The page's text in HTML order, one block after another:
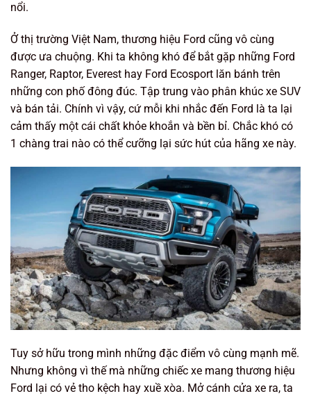
nổi.
Ở thị trường Việt Nam, thương hiệu Ford cũng vô cùng
được ưa chuộng. Khi ta không khó để bắt gặp những Ford
Ranger, Raptor, Everest hay Ford Ecosport lăn bánh trên
những con phố đông đúc. Tập trung vào phân khúc xe SUV
và bán tải. Chính vì vậy, cứ mỗi khi nhắc đến Ford là ta lại
cảm thấy một cái chất khỏe khoắn và bền bỉ. Chắc khó có
1 chàng trai nào có thể cưỡng lại sức hút của hãng xe này.
Tuy sở hữu trong mình những đặc điểm vô cùng mạnh mẽ.
Nhưng không vì thế mà những chiếc xe mang thương hiệu
Ford lại có vẻ tho kệch hay xuề xòa. Mở cánh cửa xe ra, ta